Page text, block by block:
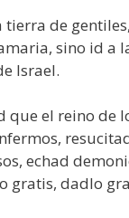
de
sino id a
Israel.
que el reino de
echad
gratis, dadlo